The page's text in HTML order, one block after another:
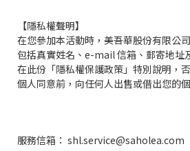
【隱私權聲明】
在您參加本活動時，美吾華股份有限公
包括真實姓名、e-mail 信箱、郵寄地址
在此份「隱私權保護政策」特別說明，
個人同意前，向任何人出售或借出您的
服務信箱： shl.service@saholea.com